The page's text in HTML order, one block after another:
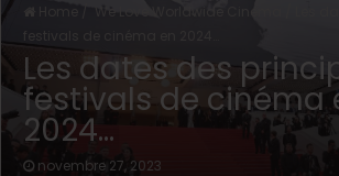
Les
festivals de cinéma en 2024…
Les dates des
festivals de cinéma
2024…
novembre 27, 2023